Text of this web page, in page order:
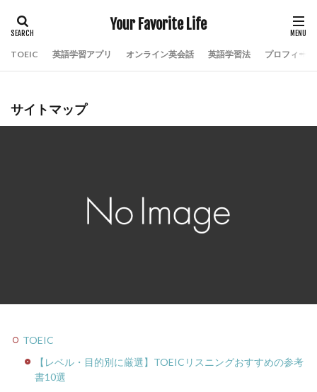
Your Favorite Life
TOEIC 英語学習アプリ オンライン英会話 英語学習法 プロフィール
サイトマップ
TOEIC
【レベル・目的別に厳選】TOEICリスニングおすすめの参考
書10選